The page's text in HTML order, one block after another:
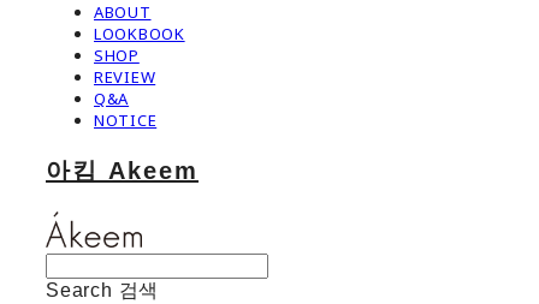
ABOUT
LOOKBOOK
SHOP
REVIEW
Q&A
NOTICE
아킴 Akeem
Search 검색